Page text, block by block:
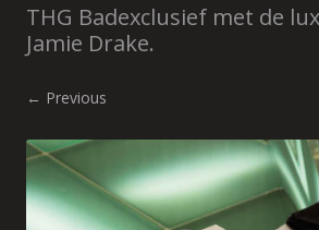
THG Badexclusief met de
Jamie Drake.
← Previous